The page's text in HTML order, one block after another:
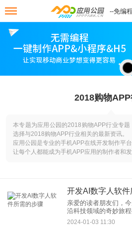
--免编
2018购物
本专题为应用公园的2018购物APP行业专
选择与2018购物APP行业相关的最新资讯。
应用公园是专业的手机APP在线开发制作平
让每个人都能成为手机APP应用的制作者和发
开发AI数字人软件
亲爱的读者朋友们，
沿科技领域的奇妙旅
骤。顾名思义，AI数
造出来的能够模仿人
2024-01-03 11:30